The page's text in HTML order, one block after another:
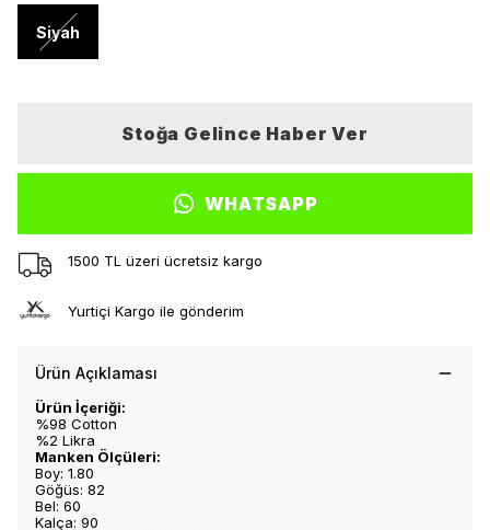
Siyah
Stoğa Gelince Haber Ver
WHATSAPP
1500 TL üzeri ücretsiz kargo
Yurtiçi Kargo ile gönderim
Ürün Açıklaması
Ürün İçeriği:
%98 Cotton
%2 Likra
Manken Ölçüleri:
Boy: 1.80
Göğüs: 82
Bel: 60
Kalça: 90